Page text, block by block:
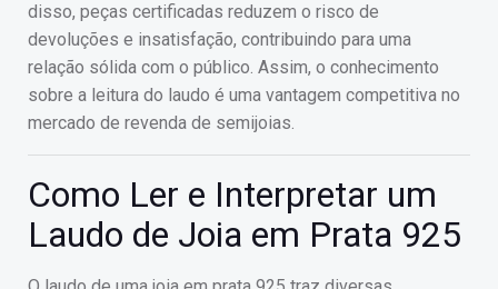
disso, peças certificadas reduzem o risco de
devoluções e insatisfação, contribuindo para uma
relação sólida com o público. Assim, o conhecimento
sobre a leitura do laudo é uma vantagem competitiva no
mercado de revenda de semijoias.
Como Ler e Interpretar um
Laudo de Joia em Prata 925